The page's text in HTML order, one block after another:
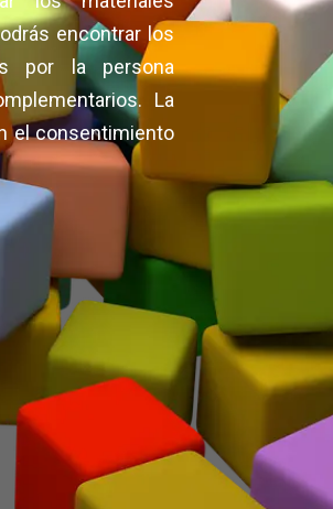
encontrar los
por la persona
La
el consentimiento